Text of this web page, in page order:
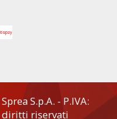
S.p.A. - P.IVA:
diritti riservati